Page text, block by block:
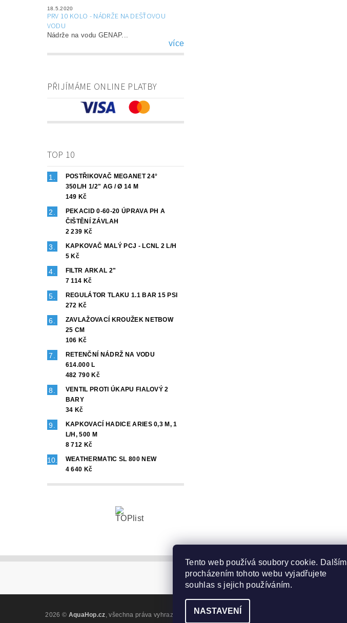
18.5.2020
PRV 10 KOLO - NÁDRŽE NA DEŠŤOVOU
VODU
Nádrže na vodu GENAP...
více
PŘIJÍMÁME ONLINE PLATBY
TOP 10
POSTŘIKOVAČ MEGANET 24°
350L/H 1/2" AG / Ø 14 M
149 Kč
PEKACID 0-60-20 ÚPRAVA PH A
ČIŠTĚNÍ ZÁVLAH
2 239 Kč
KAPKOVAČ MALÝ PCJ - LCNL 2 L/H
5 Kč
FILTR ARKAL 2"
7 114 Kč
REGULÁTOR TLAKU 1.1 BAR 15 PSI
272 Kč
ZAVLAŽOVACÍ KROUŽEK NETBOW
25 CM
106 Kč
RETENČNÍ NÁDRŽ NA VODU
614.000 L
482 790 Kč
VENTIL PROTI ÚKAPU FIALOVÝ 2
BARY
34 Kč
KAPKOVACÍ HADICE ARIES 0,3 M, 1
L/H, 500 M
8 712 Kč
WEATHERMATIC SL 800 NEW
4 640 Kč
Zboží.cz
2026 © AquaHop.cz , všechna práva vyhrazena
Tento web používá soubory cookie. Dalším
procházením tohoto webu vyjadřujete
souhlas s jejich používáním.
NASTAVENÍ